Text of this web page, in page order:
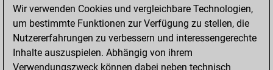
Wir verwenden Cookies und vergleichbare Technologien,
um bestimmte Funktionen zur Verfügung zu stellen, die
Nutzererfahrungen zu verbessern und interessengerechte
Inhalte auszuspielen. Abhängig von ihrem
Verwendungszweck können dabei neben technisch